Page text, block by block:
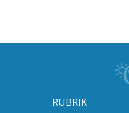
RUBRIK